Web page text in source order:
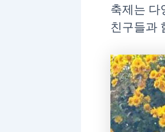
축제는 다
친구들과